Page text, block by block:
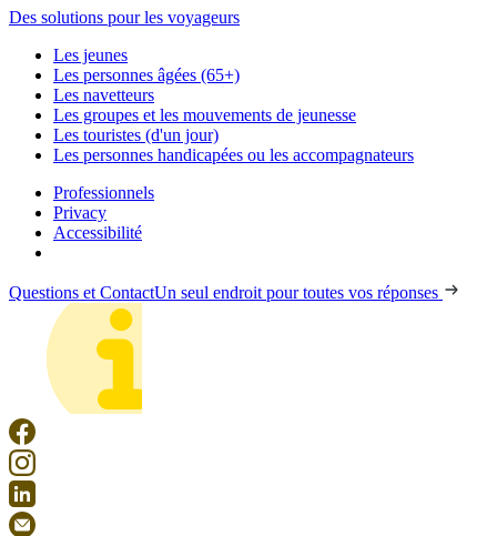
Des solutions pour les voyageurs
Les jeunes
Les personnes âgées (65+)
Les navetteurs
Les groupes et les mouvements de jeunesse
Les touristes (d'un jour)
Les personnes handicapées ou les accompagnateurs
Professionnels
Privacy
Accessibilité
Questions et ContactUn seul endroit pour toutes vos réponses